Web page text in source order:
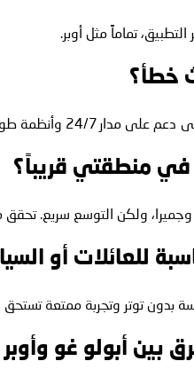
التطبيق، تماماً مثل أوبر.
خطأ؟
ويمكنك أيضاً التواصل عبر التطبيق عند الحاجة.
منطقتي قريباً؟
ولكن التوسع سريع. تحقق
للعائلات أو
بدون توتر وتجربة ممتعة تستحق
بين أبولو غو وأوبر